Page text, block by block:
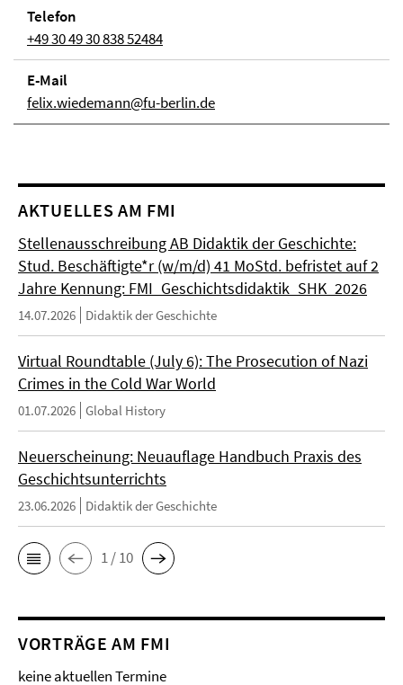
Telefon
+49 30 49 30 838 52484
E-Mail
felix.wiedemann@fu-berlin.de
AKTUELLES AM FMI
Stellenausschreibung AB Didaktik der Geschichte:
Stud. Beschäftigte*r (w/m/d) 41 MoStd. befristet auf 2
Jahre Kennung: FMI_Geschichtsdidaktik_SHK_2026
14.07.2026 Didaktik der Geschichte
Virtual Roundtable (July 6): The Prosecution of Nazi
Crimes in the Cold War World
01.07.2026 Global History
Neuerscheinung: Neuauflage Handbuch Praxis des
Geschichtsunterrichts
23.06.2026 Didaktik der Geschichte
1 / 10
VORTRÄGE AM FMI
keine aktuellen Termine